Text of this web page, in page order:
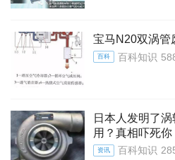
宝马N20双涡管
百科 百科知识
日本人发明了
用？真相吓死你
资讯 百科知识